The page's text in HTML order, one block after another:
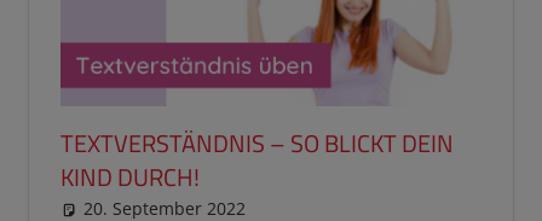
TEXTVERSTÄNDNIS – SO BLICKT DEIN
KIND DURCH!
20. September 2022